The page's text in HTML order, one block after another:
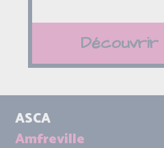
Découvrir
ASCA
Amfreville